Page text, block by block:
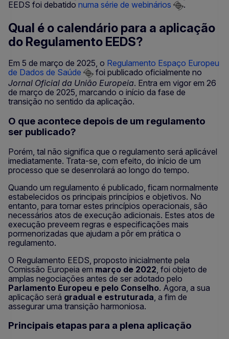
EEDS foi debatido numa série de webinários .
Qual é o calendário para a aplicação
do Regulamento EEDS?
Em 5 de março de 2025, o Regulamento Espaço Europeu
de Dados de Saúde
foi publicado oficialmente no
Jornal Oficial da União Europeia. Entra em vigor em 26
de março de 2025, marcando o início da fase de
transição no sentido da aplicação.
O que acontece depois de um regulamento
ser publicado?
Porém, tal não significa que o regulamento será aplicável
imediatamente. Trata-se, com efeito, do início de um
processo que se desenrolará ao longo do tempo.
Quando um regulamento é publicado, ficam normalmente
estabelecidos os principais princípios e objetivos. No
entanto, para tornar estes princípios operacionais, são
necessários atos de execução adicionais. Estes atos de
execução preveem regras e especificações mais
pormenorizadas que ajudam a pôr em prática o
regulamento.
O Regulamento EEDS, proposto inicialmente pela
Comissão Europeia em março de 2022 , foi objeto de
amplas negociações antes de ser adotado pelo
Parlamento Europeu e pelo Conselho. Agora, a sua
aplicação será gradual e estruturada , a fim de
assegurar uma transição harmoniosa.
Principais etapas para a plena aplicação